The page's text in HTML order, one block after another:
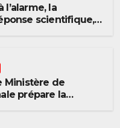
l’alarme, la
scientifique,
Ministère de
prépare la